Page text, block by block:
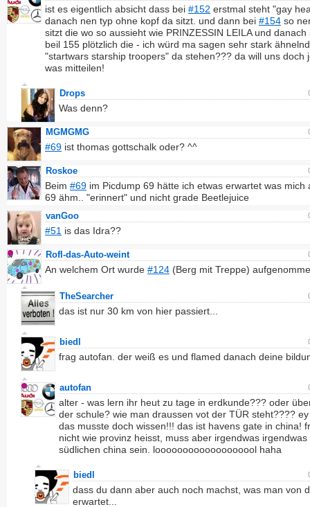
ist es eigentlich absicht dass bei #152 erstmal steht "gay
danach nen typ ohne kopf da sitzt. und dann bei #154 so
sitzt die wo so aussieht wie PRINZESSIN LEILA und danach
beil 155 plötzlich die - ich würd ma sagen sehr stark
"startwars starship troopers" da stehen??? da will uns doch
was mitteilen!
Drops
Was denn?
MGMGMG
#69 ist thomas gottschalk oder? ^^
Roskoe
Beim #69 im Picdump 69 hätte ich etwas erwartet was mich
69 ähm.. "erinnert" und nicht grade Beetlejuice
vanGoo
#51 is das Idra??
Rofl-das-Auto-weint
An welchem Ort wurde #124 (Berg mit Treppe)
TheSearcher
das ist nur 30 km von hier passiert...
biedl
frag autofan. der weiß es und flamed danach deine
autofan
alter - was lern ihr heut zu tage in erdkunde??? oder
der schule? wie man draussen vot der TÜR steht????
das musste doch wissen!!! das ist havens gate in china!
nicht wie provinz heisst, muss aber irgendwas irgendwas
südlichen china sein. looooooooooooooooool haha
biedl
dass du dann aber auch noch machst, was man von
erwartet...